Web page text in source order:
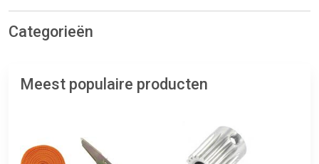
Categorieën
Meest populaire producten